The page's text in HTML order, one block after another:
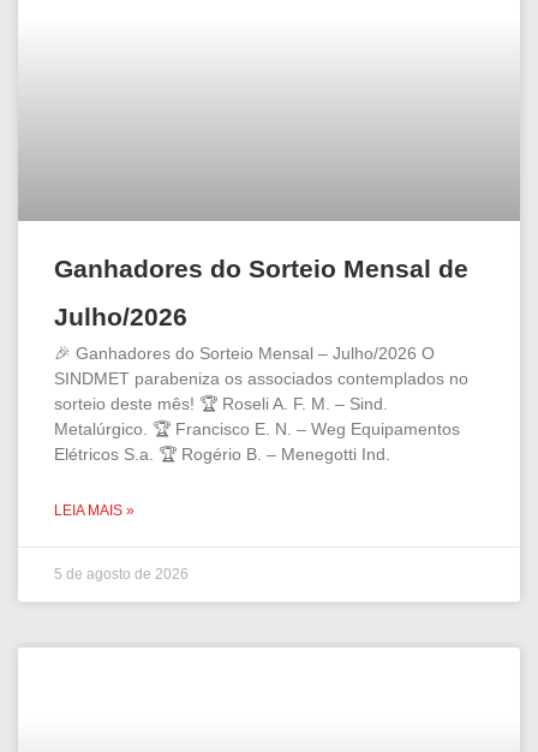
Ganhadores do Sorteio Mensal de
Julho/2026
🎉 Ganhadores do Sorteio Mensal – Julho/2026 O
SINDMET parabeniza os associados contemplados no
sorteio deste mês! 🏆 Roseli A. F. M. – Sind.
Metalúrgico. 🏆 Francisco E. N. – Weg Equipamentos
Elétricos S.a. 🏆 Rogério B. – Menegotti Ind.
LEIA MAIS »
5 de agosto de 2026